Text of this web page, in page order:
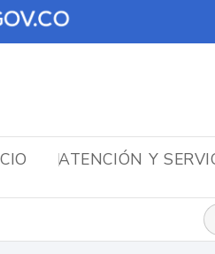
ATENCIÓN Y